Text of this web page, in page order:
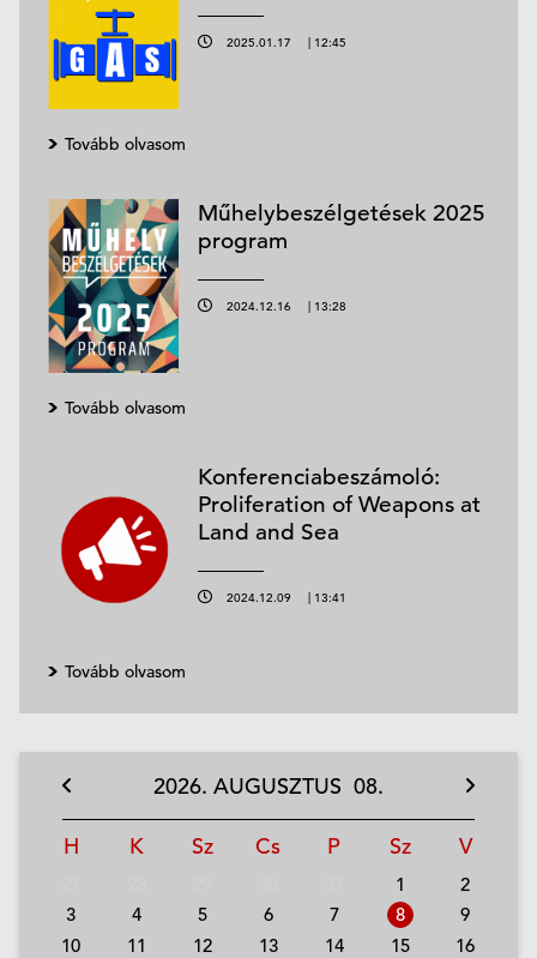
2025.01.17 | 12:45
Tovább olvasom
Műhelybeszélgetések 2025
program
2024.12.16 | 13:28
Tovább olvasom
Konferenciabeszámoló:
Proliferation of Weapons at
Land and Sea
2024.12.09 | 13:41
Tovább olvasom
2026. AUGUSZTUS 08.
H K Sz Cs P Sz V
1
2
3
4 5 6 7 8
9
10
11 12 13 14 15
16